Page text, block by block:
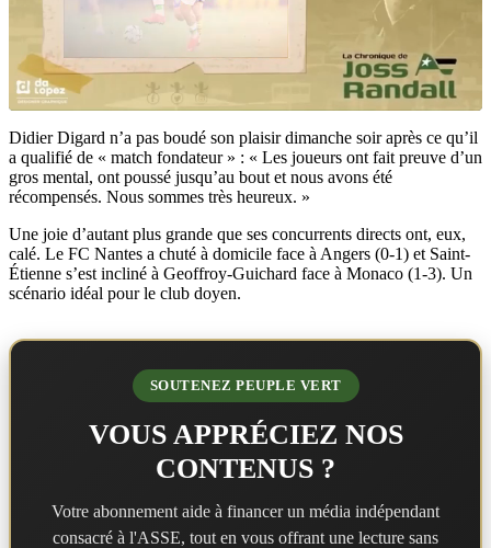
Didier Digard n’a pas boudé son plaisir dimanche soir après ce qu’il
a qualifié de « match fondateur » : « Les joueurs ont fait preuve d’un
gros mental, ont poussé jusqu’au bout et nous avons été
récompensés. Nous sommes très heureux. »
Une joie d’autant plus grande que ses concurrents directs ont, eux,
calé. Le FC Nantes a chuté à domicile face à Angers (0-1) et Saint-
Étienne s’est incliné à Geoffroy-Guichard face à Monaco (1-3). Un
scénario idéal pour le club doyen.
SOUTENEZ PEUPLE VERT
VOUS APPRÉCIEZ NOS
CONTENUS ?
Votre abonnement aide à financer un média indépendant
consacré à l'ASSE, tout en vous offrant une lecture sans